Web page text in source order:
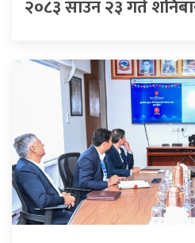
२०८३ साउन २३ गते